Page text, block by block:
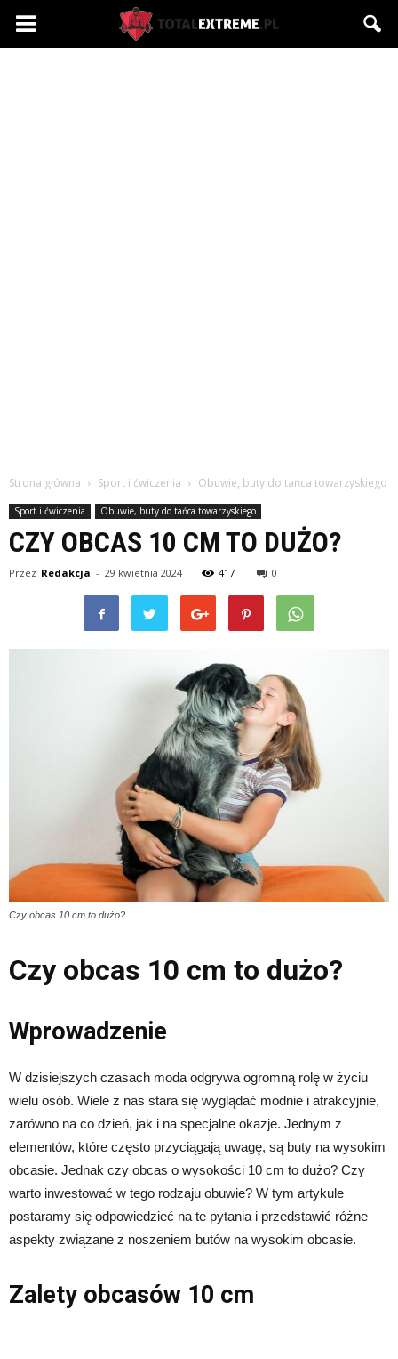
Totalextreme.pl
Strona główna Sport i ćwiczenia Obuwie, buty do tańca towarzyskiego
Sport i ćwiczenia Obuwie, buty do tańca towarzyskiego
CZY OBCAS 10 CM TO DUŻO?
Przez Redakcja - 29 kwietnia 2024 417 0
Czy obcas 10 cm to dużo?
Czy obcas 10 cm to dużo?
Wprowadzenie
W dzisiejszych czasach moda odgrywa ogromną rolę w życiu
wielu osób. Wiele z nas stara się wyglądać modnie i atrakcyjnie,
zarówno na co dzień, jak i na specjalne okazje. Jednym z
elementów, które często przyciągają uwagę, są buty na wysokim
obcasie. Jednak czy obcas o wysokości 10 cm to dużo? Czy
warto inwestować w tego rodzaju obuwie? W tym artykule
postaramy się odpowiedzieć na te pytania i przedstawić różne
aspekty związane z noszeniem butów na wysokim obcasie.
Zalety obcasów 10 cm